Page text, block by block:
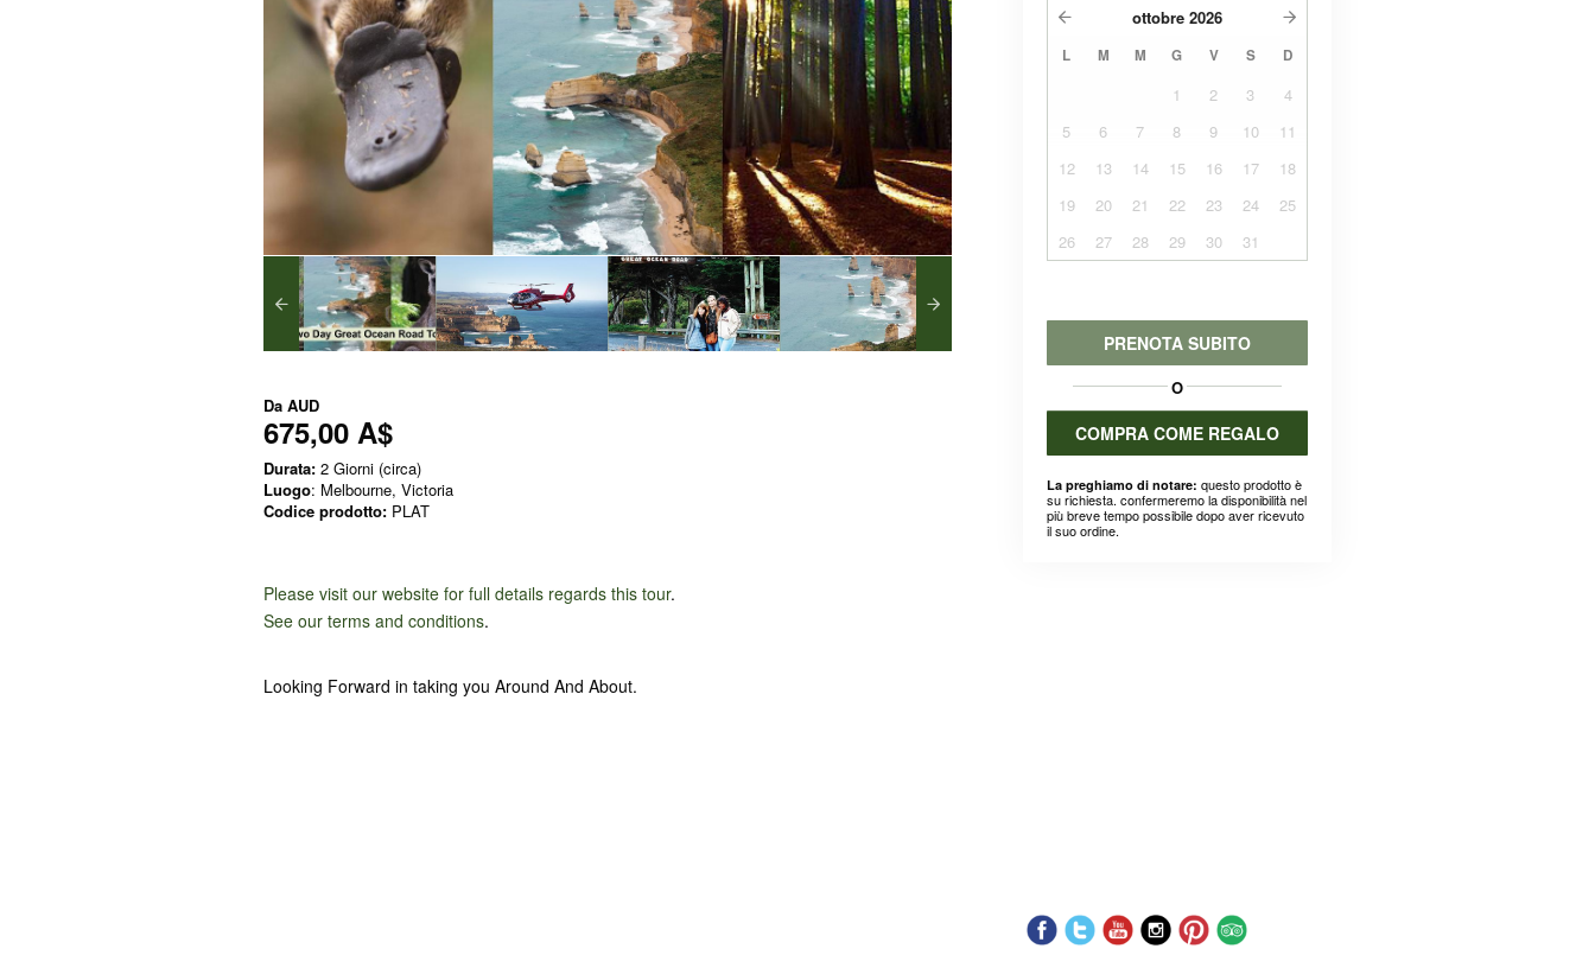
Da AUD
675,00 A$
Durata: 2 Giorni (circa)
Luogo: Melbourne, Victoria
Codice prodotto: PLAT
Please visit our website for full details regards this tour.
See our terms and conditions.
Looking Forward in taking you Around And About.
ottobre 2026
L M M G V S D
1 2 3
4
5
6 7 8 9 10
11
12
13 14 15 16 17
18
19
20 21 22 23 24
25
26
27 28 29 30 31
PRENOTA SUBITO
O
COMPRA COME REGALO
La preghiamo di notare: questo prodotto è
su richiesta. confermeremo la disponibilità nel
più breve tempo possibile dopo aver ricevuto
il suo ordine.